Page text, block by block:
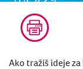
Ako tražiš ideje